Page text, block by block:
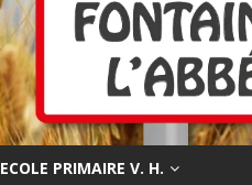
ECOLE PRIMAIRE V. H.